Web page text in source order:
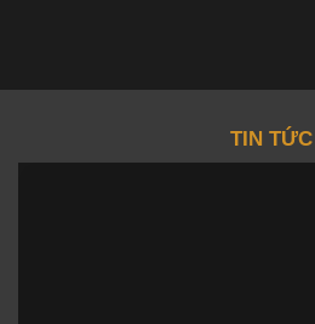
TIN TỨC